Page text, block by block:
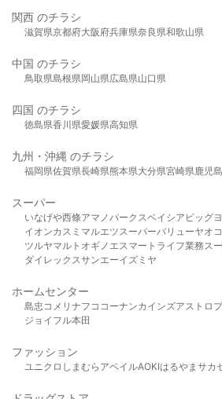
関西 のチラシ
滋賀県京都府大阪府兵庫県奈良県和歌山県
中国 のチラシ
鳥取県島根県岡山県広島県山口県
四国 のチラシ
徳島県香川県愛媛県高知県
九州・沖縄 のチラシ
福岡県佐賀県長崎県熊本県大分県宮崎県鹿児
スーパー
いなげや西條アマノパークスベイシア ビッグ
イオンカスミ マルエツスーパーバリューヤオ
ツルヤマルト オギノ エスマート ライフ業務ス
ダイレックスサンエーイズミヤ
ホームセンター
島忠 コメリ ナフコ コーナンカインズアストロ
ジョイフル本田
ファッション
ユニクロ しまむら アベイルAOKIはるやま サカ